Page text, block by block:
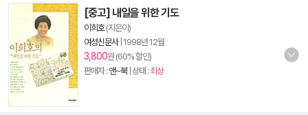
[중고] 내일을 위한 기도
이희호(지은이)
여성신문사| 1998년 12월
3,800원 (60% 할인)
판매자 :앤~북| 상태 :최상